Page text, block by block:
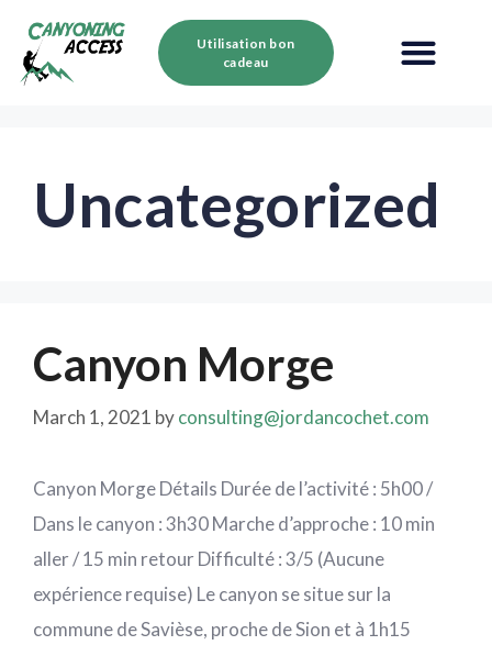
Utilisation bon
cadeau
Uncategorized
Canyon Morge
March 1, 2021 byconsulting@jordancochet.com
Canyon Morge Détails Durée de l’activité : 5h00 /
Dans le canyon : 3h30 Marche d’approche : 10 min
aller / 15 min retour Difficulté : 3/5 (Aucune
expérience requise) Le canyon se situe sur la
commune de Savièse, proche de Sion et à 1h15